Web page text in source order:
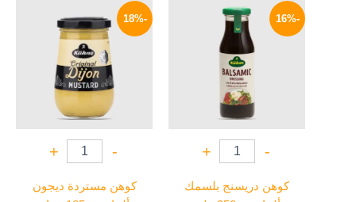
-16%
-
+
كوهن دريسنج بلسمك
الأصلي
هو:
250 EGP.
-18%
-
+
كوهن مستردة ديجون
هو:
200 EGP.
هو:
165 EGP.